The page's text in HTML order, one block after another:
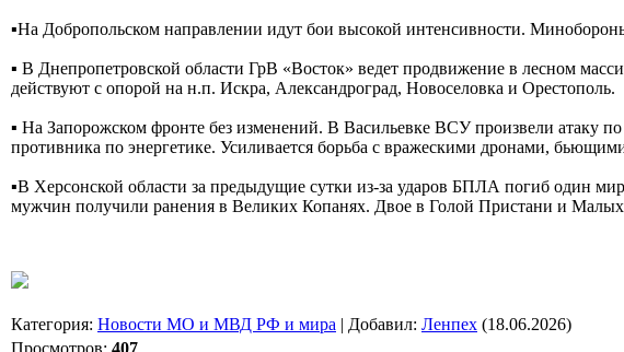
▪️На Добропольском направлении идут бои высокой интенсивности.
▪️ В Днепропетровской области ГрВ «Восток» ведет продвижение в лесном
действуют с опорой на н.п. Искра, Александроград, Новоселовка и Орестополь.
▪️ На Запорожском фронте без изменений. В Васильевке ВСУ произвели атаку
противника по энергетике. Усиливается борьба с вражескими дронами,
▪️В Херсонской области за предыдущие сутки из-за ударов БПЛА погиб один
мужчин получили ранения в Великих Копанях. Двое в Голой Пристани и
Категория: Новости МО и МВД РФ и мира | Добавил: Ленпех (18.06.2026)
Просмотров: 407